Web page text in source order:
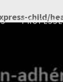
child/